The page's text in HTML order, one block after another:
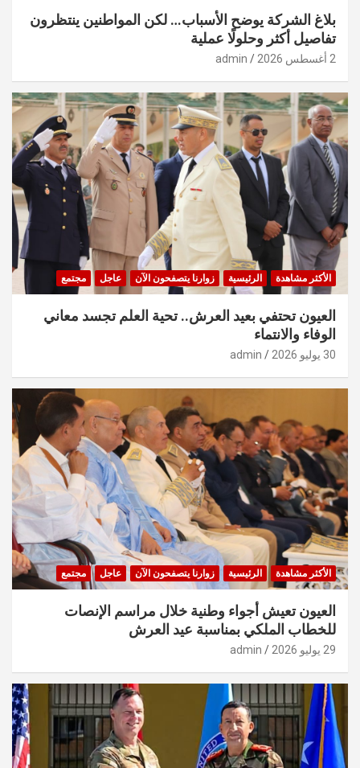
بلاغ الشركة يوضح الأسباب… لكن المواطنين ينتظرون
تفاصيل أكثر وحلولًا عملية
2 أغسطس 2026 admin
الأكثر مشاهدة الرئيسية زوارنا يتصفحون الآن عاجل مجتمع
العيون تحتفي بعيد العرش.. تحية العلم تجسد معاني
الوفاء والانتماء
30 يوليو 2026 admin
الأكثر مشاهدة الرئيسية زوارنا يتصفحون الآن عاجل مجتمع
العيون تعيش أجواء وطنية خلال مراسم الإنصات
للخطاب الملكي بمناسبة عيد العرش
29 يوليو 2026 admin